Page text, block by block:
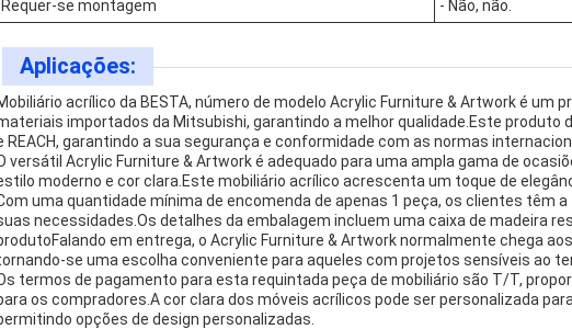
Requer-se montagem
- Não, não.
Aplicações:
acrílico da BESTA, número de modelo Acrylic Furniture & Artwork é um
importados da Mitsubishi, garantindo a melhor qualidade.Este produto
REACH, garantindo a sua segurança e conformidade com as normas
versátil Acrylic Furniture & Artwork é adequado para uma ampla gama de
moderno e cor clara.Este mobiliário acrílico acrescenta um toque de
uma quantidade mínima de encomenda de apenas 1 peça, os clientes têm
necessidades.Os detalhes da embalagem incluem uma caixa de madeira
em entrega, o Acrylic Furniture & Artwork normalmente chega
se uma escolha conveniente para aqueles com projetos sensíveis ao
termos de pagamento para esta requintada peça de mobiliário são T/T,
os compradores.A cor clara dos móveis acrílicos pode ser personalizada
opções de design personalizadas.